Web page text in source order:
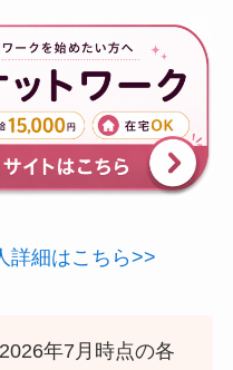
詳細はこちら>>
年7月時点の各